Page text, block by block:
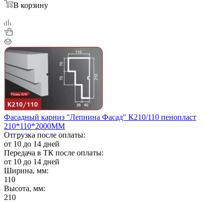
В корзину
Фасадный карниз "Лепнина Фасад" К210/110 пенопласт
210*110*2000ММ
Отгрузка после оплаты:
от 10 до 14 дней
Передача в ТК после оплаты:
от 10 до 14 дней
Ширина, мм:
110
Высота, мм:
210